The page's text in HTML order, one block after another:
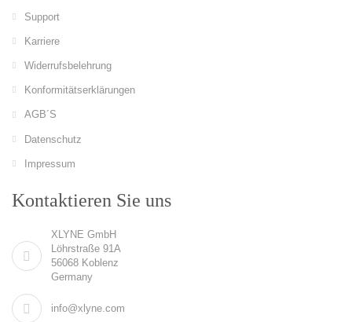
Support
Karriere
Widerrufsbelehrung
Konformitätserklärungen
AGB´S
Datenschutz
Impressum
Kontaktieren Sie uns
XLYNE GmbH
Löhrstraße 91A
56068 Koblenz
Germany
info@xlyne.com